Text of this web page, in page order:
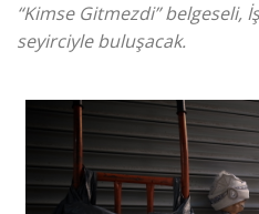
“Kimse Gitmezdi” belgeseli,
seyirciyle buluşacak.